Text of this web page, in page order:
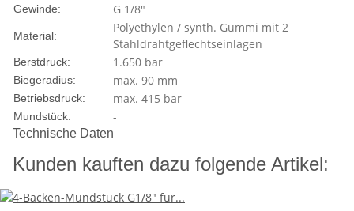
Technische Daten
Gewinde: G 1/8"
Material:
Polyethylen / synth. Gummi mit 2
Stahldrahtgeflechtseinlagen
Berstdruck: 1.650 bar
Biegeradius: max. 90 mm
Betriebsdruck: max. 415 bar
Mundstück: -
Kunden kauften dazu folgende Artikel: